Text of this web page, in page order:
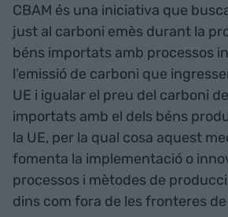
CBAM és una iniciativa que
just al carboni emès durant la
béns importats amb processos
l’emissió de carboni que
UE i igualar el preu del carboni
importats amb el dels béns
la UE, per la qual cosa aquest
fomenta la implementació o
processos i mètodes de
dins com fora de les fronteres de